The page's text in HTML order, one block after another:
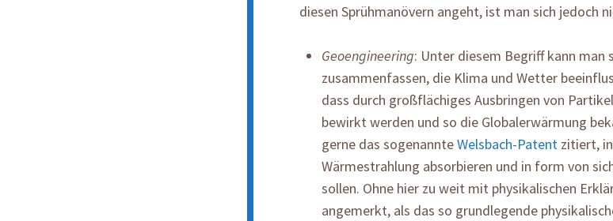
diesen Sprühmanövern angeht, ist man sich jedoch
Geoengineering: Unter diesem Begriff kann man
zusammenfassen, die Klima und Wetter
dass durch großflächiges Ausbringen von
bewirkt werden und so die Globalerwärmung
gerne das sogenannteWelsbach-Patent zitiert,
Wärmestrahlung absorbieren und in form von
sollen. Ohne hier zu weit mit physikalischen
angemerkt, als das so grundlegende